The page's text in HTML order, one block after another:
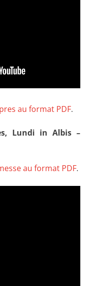
au format PDF.
Lundi in Albis –
au format PDF.